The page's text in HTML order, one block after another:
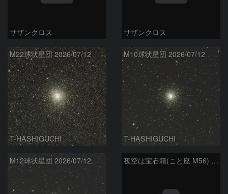
サザンクロス サザンクロス
M22球状星団 2026/07/12
T-HASHIGUCHI
M10球状星団 2026/07/12
T-HASHIGUCHI
M12球状星団 2026/07/12 夜空は宝石箱(こと座 M56) Seestar50